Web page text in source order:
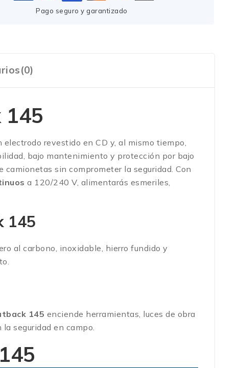
Pago seguro y garantizado
revestido en CD y, al mismo tiempo,
bajo mantenimiento y protección por bajo
sin comprometer la seguridad. Con
a 120/240 V, alimentarás esmeriles,
145
al carbono, inoxidable, hierro fundido y
145 enciende herramientas, luces de obra
seguridad en campo.